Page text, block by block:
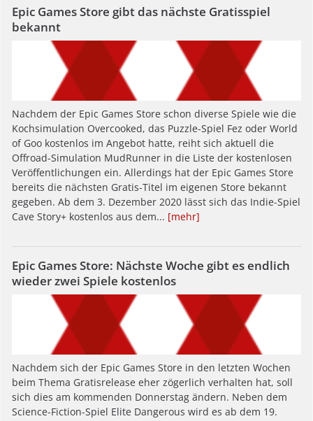
Epic Games Store gibt das nächste Gratisspiel
bekannt
Nachdem der Epic Games Store schon diverse Spiele wie die
Kochsimulation Overcooked, das Puzzle-Spiel Fez oder World
of Goo kostenlos im Angebot hatte, reiht sich aktuell die
Offroad-Simulation MudRunner in die Liste der kostenlosen
Veröffentlichungen ein. Allerdings hat der Epic Games Store
bereits die nächsten Gratis-Titel im eigenen Store bekannt
gegeben. Ab dem 3. Dezember 2020 lässt sich das Indie-Spiel
Cave Story+ kostenlos aus dem... [mehr]
Epic Games Store: Nächste Woche gibt es endlich
wieder zwei Spiele kostenlos
Nachdem sich der Epic Games Store in den letzten Wochen
beim Thema Gratisrelease eher zögerlich verhalten hat, soll
sich dies am kommenden Donnerstag ändern. Neben dem
Science-Fiction-Spiel Elite Dangerous wird es ab dem 19.